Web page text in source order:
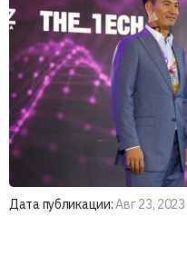
Дата публикации:Авг 23, 2023